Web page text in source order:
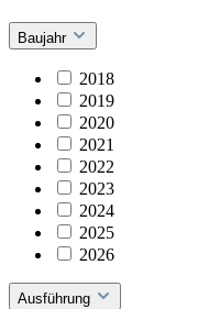
Baujahr
2018
2019
2020
2021
2022
2023
2024
2025
2026
Ausführung